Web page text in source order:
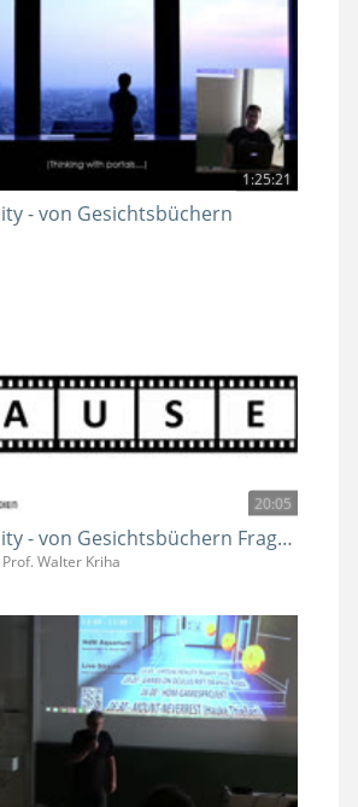
1:25:21
- von Gesichtsbüchern
20:05
Virtual Reality - von Gesichtsbüchern Fragerunde
Prof. Walter Kriha